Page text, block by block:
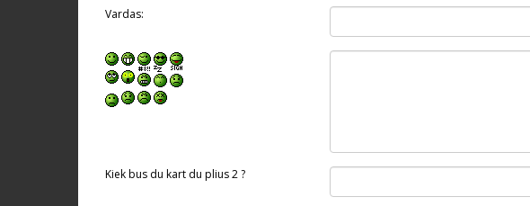
Vardas:
Kiek bus du kart du plius 2 ?